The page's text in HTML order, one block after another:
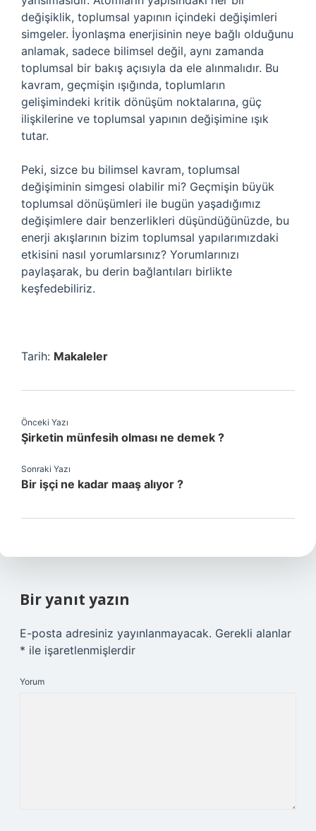
değişiklik, toplumsal yapının içindeki değişimleri
simgeler. İyonlaşma enerjisinin neye bağlı olduğunu
anlamak, sadece bilimsel değil, aynı zamanda
toplumsal bir bakış açısıyla da ele alınmalıdır. Bu
kavram, geçmişin ışığında, toplumların
gelişimindeki kritik dönüşüm noktalarına, güç
ilişkilerine ve toplumsal yapının değişimine ışık
tutar.
Peki, sizce bu bilimsel kavram, toplumsal
değişiminin simgesi olabilir mi? Geçmişin büyük
toplumsal dönüşümleri ile bugün yaşadığımız
değişimlere dair benzerlikleri düşündüğünüzde, bu
enerji akışlarının bizim toplumsal yapılarımızdaki
etkisini nasıl yorumlarsınız? Yorumlarınızı
paylaşarak, bu derin bağlantıları birlikte
keşfedebiliriz.
Tarih: Makaleler
Önceki Yazı
Şirketin münfesih olması ne demek ?
Sonraki Yazı
Bir işçi ne kadar maaş alıyor ?
Bir yanıt yazın
E-posta adresiniz yayınlanmayacak. Gerekli alanlar
* ile işaretlenmişlerdir
Yorum